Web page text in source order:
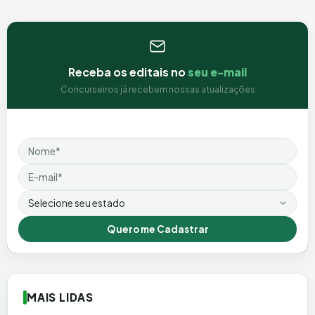
Receba os editais noseu e-mail
Concurseiros já recebem nossas atualizações
Nome
Email
Estado
Quero me Cadastrar
MAIS LIDAS